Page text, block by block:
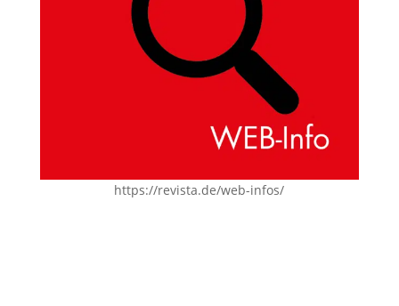
https://revista.de/web-infos/